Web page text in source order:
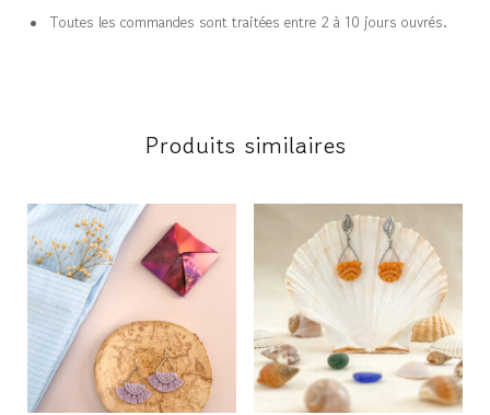
Toutes les commandes sont traitées entre 2 à 10 jours ouvrés.
Produits similaires